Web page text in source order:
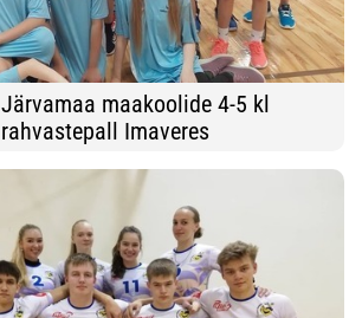
Järvamaa maakoolide 4-5 kl
rahvastepall Imaveres